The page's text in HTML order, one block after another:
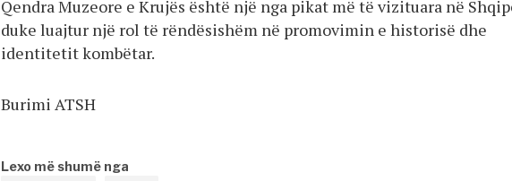
Qendra Muzeore e Krujës është një nga pikat më të vizituara në
duke luajtur një rol të rëndësishëm në promovimin e historisë dhe
identitetit kombëtar.
Burimi ATSH
Lexo më shumë nga